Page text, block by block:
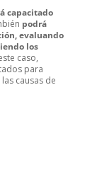
capacitado
podrá
evaluando
los
caso,
para
causas de